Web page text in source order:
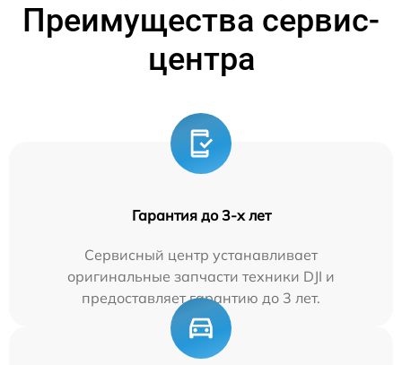
Преимущества сервис-
центра
Гарантия до 3-х лет
Сервисный центр устанавливает
оригинальные запчасти техники DJI и
предоставляет гарантию до 3 лет.